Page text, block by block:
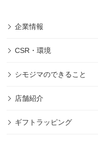
企業情報
CSR・環境
シモジマのできること
店舗紹介
ギフトラッピング